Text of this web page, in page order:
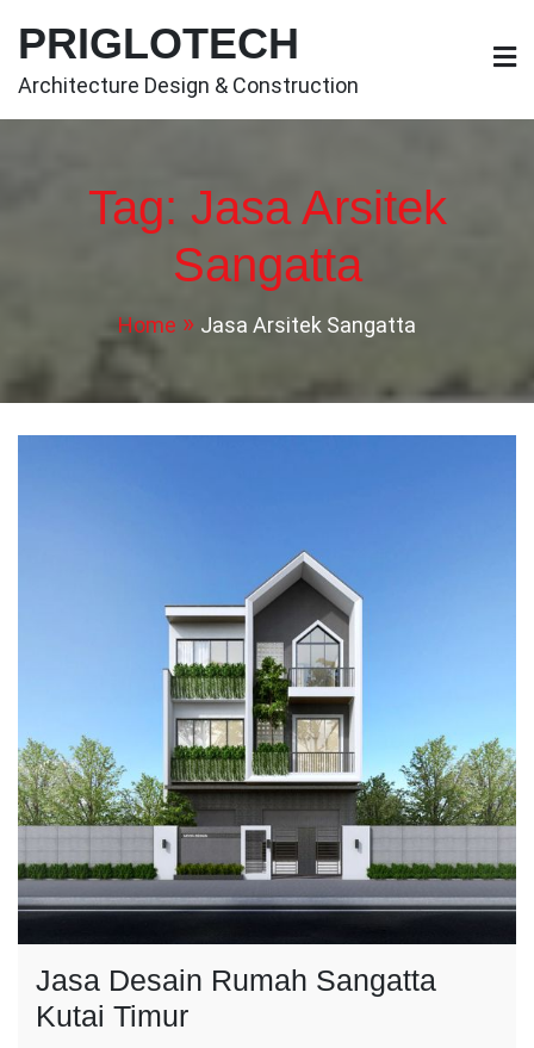
content
PRIGLOTECH
Architecture Design & Construction
Tag: Jasa Arsitek
Sangatta
Home Jasa Arsitek Sangatta
Jasa Desain Rumah Sangatta
Kutai Timur